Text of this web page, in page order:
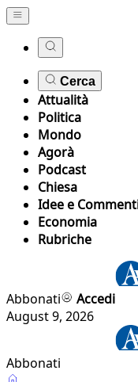
Cerca
Attualità
Politica
Mondo
Agorà
Podcast
Chiesa
Idee e
Economia
Rubriche
Abbonati
Accedi
August 9, 2026
Abbonati